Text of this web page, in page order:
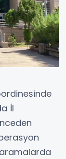
İl